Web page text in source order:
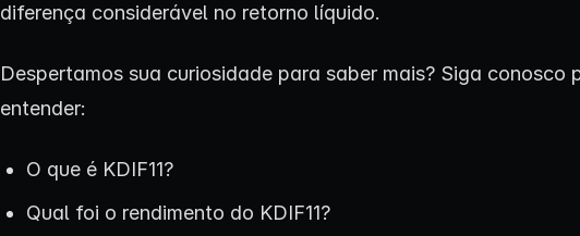
diferença considerável no retorno líquido.
Despertamos sua curiosidade para saber mais? Siga conosco
entender:
O que é KDIF11?
Qual foi o rendimento do KDIF11?